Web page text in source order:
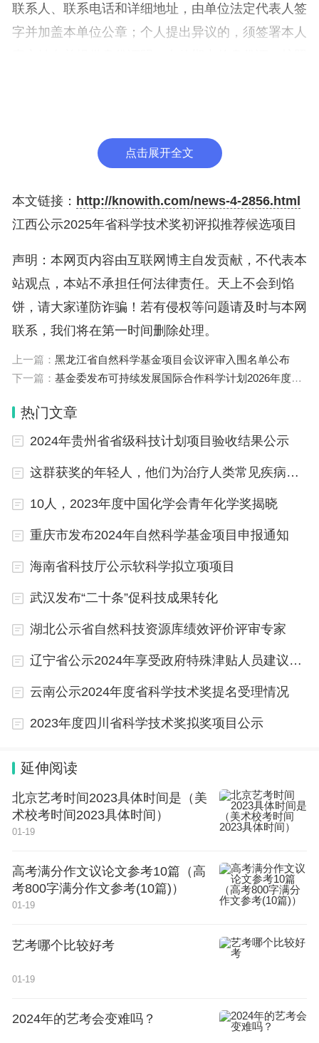
联系人、联系电话和详细地址，由单位法定代表人签
字并加盖本单位公章；个人提出异议的，须签署本人
三、我厅承诺按有关规定对异议者的相关信息予以保
四、异议材料请于公示期内以纸质件送达。
五、报送地址为南昌市东湖区省政府大院北二路53
号，邮编：330046。
六、有关事项说明：本公示中的完成人和完成单位数
量，均以其申报时的数量进行公示。最终授奖的完成
人和完成单位，以获奖奖等对应的完成人和完成单位
数量确定。
省科技厅成果处联系电话：0791－86284608
省科技厅监安处联系电话：0791－86263938
2025年度江西省科学技术奖初评拟推荐候选项目
（人选）目录
江西省科学技术厅
点击展开全文
本文链接： http://knowith.com/news-4-2856.html
江西公示2025年省科学技术奖初评拟推荐候选项目
声明：本网页内容由互联网博主自发贡献，不代表本
站观点，本站不承担任何法律责任。天上不会到馅
饼，请大家谨防诈骗！若有侵权等问题请及时与本网
联系，我们将在第一时间删除处理。
上一篇： 黑龙江省自然科学基金项目会议评审入围名单公布
下一篇： 基金委发布可持续发展国际合作科学计划2026年度项目指南
热门文章
2024年贵州省省级科技计划项目验收结果公示
这群获奖的年轻人，他们为治疗人类常见疾病工作
10人，2023年度中国化学会青年化学奖揭晓
重庆市发布2024年自然科学基金项目申报通知
海南省科技厅公示软科学拟立项项目
武汉发布“二十条”促科技成果转化
湖北公示省自然科技资源库绩效评价评审专家
辽宁省公示2024年享受政府特殊津贴人员建议人选
云南公示2024年度省科学技术奖提名受理情况
2023年度四川省科学技术奖拟奖项目公示
延伸阅读
北京艺考时间2023具体时间是（美
术校考时间2023具体时间）
01-19
高考满分作文议论文参考10篇（高
考800字满分作文参考(10篇)）
01-19
艺考哪个比较好考
01-19
2024年的艺考会变难吗？